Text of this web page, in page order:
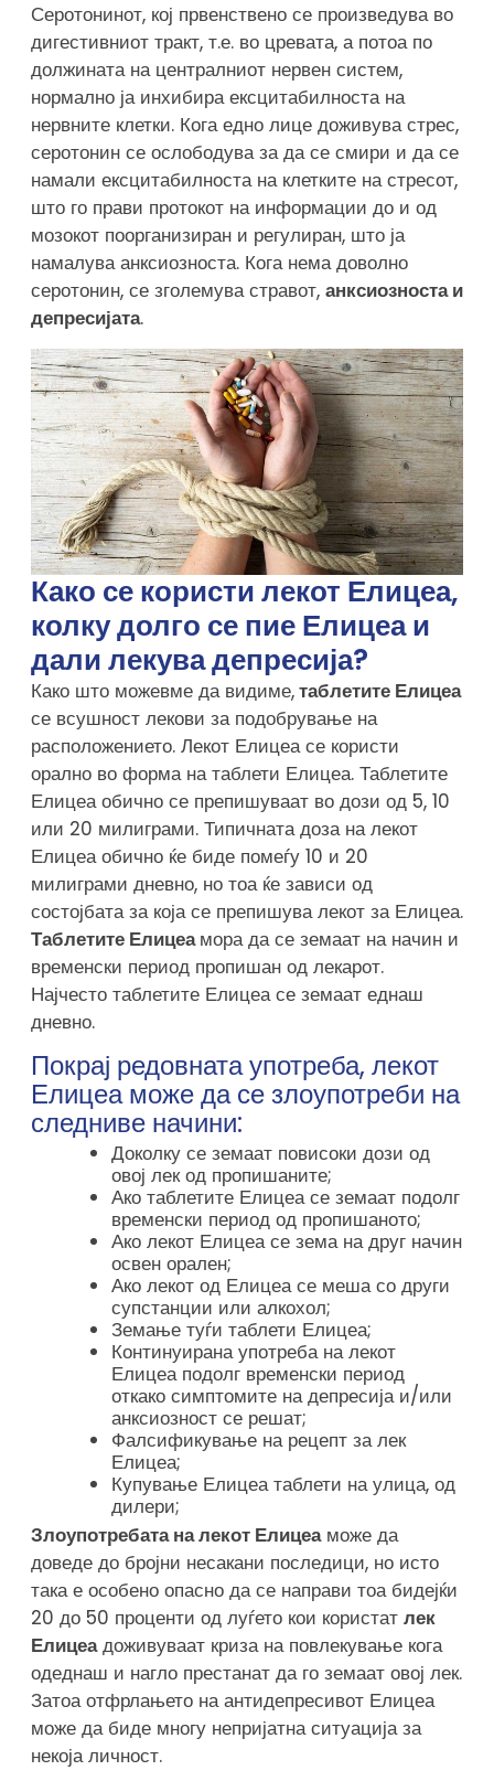
Серотонинот, кој првенствено се произведува во
дигестивниот тракт, т.е. во цревата, а потоа по
должината на централниот нервен систем,
нормално ја инхибира ексцитабилноста на
нервните клетки. Кога едно лице доживува стрес,
серотонин се ослободува за да се смири и да се
намали ексцитабилноста на клетките на стресот,
што го прави протокот на информации до и од
мозокот поорганизиран и регулиран, што ја
намалува анксиозноста. Кога нема доволно
серотонин, се зголемува стравот, анксиозноста и
депресијата.
Како се користи лекот Елицеа,
колку долго се пие Елицеа и
дали лекува депресија?
Како што можевме да видиме,таблетите Елицеа
се всушност лекови за подобрување на
расположението. Лекот Елицеа се користи
орално во форма на таблети Елицеа. Таблетите
Елицеа обично се препишуваат во дози од 5, 10
или 20 милиграми. Типичната доза на лекот
Елицеа обично ќе биде помеѓу 10 и 20
милиграми дневно, но тоа ќе зависи од
состојбата за која се препишува лекот за Елицеа.
Таблетите Елицеамора да се земаат на начин и
временски период пропишан од лекарот.
Најчесто таблетите Елицеа се земаат еднаш
дневно.
Покрај редовната употреба, лекот
Елицеа може да се злоупотреби на
следниве начини:
Доколку се земаат повисоки дози од
овој лек од пропишаните;
Ако таблетите Елицеа се земаат подолг
временски период од пропишаното;
Ако лекот Елицеа се зема на друг начин
освен орален;
Ако лекот од Елицеа се меша со други
супстанции или алкохол;
Земање туѓи таблети Елицеа;
Континуирана употреба на лекот
Елицеа подолг временски период
откако симптомите на депресија и/или
анксиозност се решат;
Фалсификување на рецепт за лек
Елицеа;
Купување Елицеа таблети на улица, од
дилери;
Злоупотребата на лекот Елицеаможе да
доведе до бројни несакани последици, но исто
така е особено опасно да се направи тоа бидејќи
20 до 50 проценти од луѓето кои користат лек
Елицеадоживуваат криза на повлекување кога
одеднаш и нагло престанат да го земаат овој лек.
Затоа отфрлањето на антидепресивот Елицеа
може да биде многу непријатна ситуација за
некоја личност.